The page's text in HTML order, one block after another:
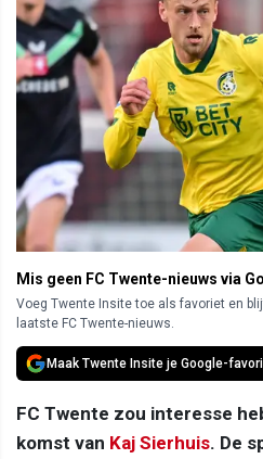
Mis geen FC Twente-nieuws via
Voeg Twente Insite toe als favoriet en
laatste FC Twente-nieuws.
Maak Twente Insite je Google-
FC Twente zou interesse
komst van Kaj Sierhuis. De